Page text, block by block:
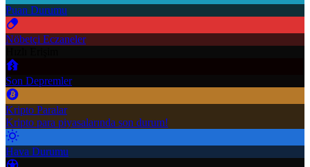
Puan Durumu
Nöbetçi Eczaneler
Son Depremler
Kripto Paralar
Kripto para piyasalarında son durum!
Hava Durumu